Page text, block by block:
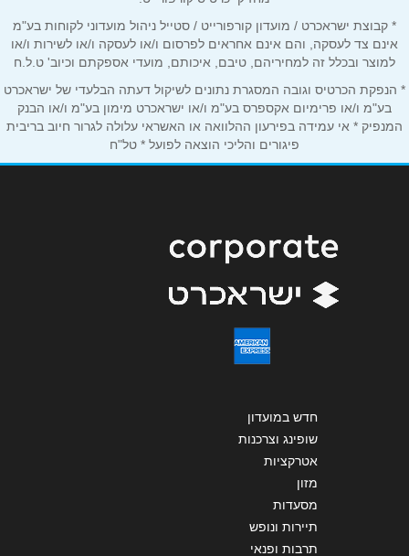
נושא*
אנא חזרו אלי בקשר ל...
הודעה*
שליחה
* קבוצת ישראכרט / מועדון קורפורייט / סטייל ניהול מועדוני לקוחות בע"מ
אינם צד לעסקה, והם אינם אחראים לפרסום ו/או לעסקה ו/או לשירות ו/או
למוצר ובכלל זה למחיריהם, טיבם, איכותם, מועדי אספקתם וכיוב' ט.ל.ח
* הנפקת הכרטיס וגובה המסגרת נתונים לשיקול דעתה הבלעדי של ישראכרט
בע"מ ו/או פרימיום אקספרס בע"מ ו/או ישראכרט מימון בע"מ ו/או הבנק
המנפיק * אי עמידה בפירעון ההלוואה או האשראי עלולה לגרור חיוב בריבית
פיגורים והליכי הוצאה לפועל * טל"ח
חדש במועדון
שופינג וצרכנות
אטרקציות
מזון
מסעדות
תיירות ונופש
תרבות ופנאי